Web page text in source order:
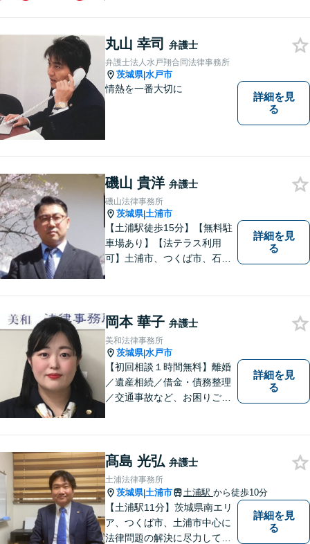
丸山 幸司 弁護士
弁護士法人水戸翔合同法律事務所
茨城県|水戸市
情熱を一番大切に
詳細を見
る
磯山 貴洋 弁護士
磯山法律事務所
茨城県|土浦市
【土浦駅徒歩15分】【無料駐
車場あり】【法テラス利用
可】土浦市、つくば市、石岡
す。
詳細を見
る
岡本 華子 弁護士
美和法律事務所
茨城県|水戸市
【初回相談１時間無料】離婚
／遺産相続／借金・債務整理
／交通事故など、お困りごと
ートします。
詳細を見
る
髙島 光弘 弁護士
土浦法律事務所
茨城県|土浦市 土浦駅 から徒歩10分
【土浦駅11分】茨城県南エリ
ア、つくば市、土浦市中心に
法律問題の解決に尽力してお
詳細を見
る